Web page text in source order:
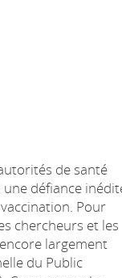
de santé
défiance inédite
Pour
chercheurs et les
largement
du Public